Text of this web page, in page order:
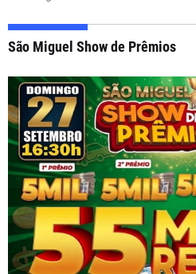
São Miguel Show de Prêmios